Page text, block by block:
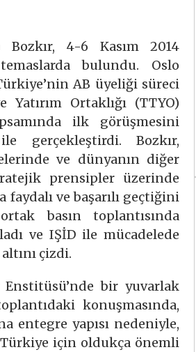
Bozkır, 4-6 Kasım 2014
bulundu. Oslo
AB üyeliği süreci
Ortaklığı (TTYO)
ilk görüşmesini
gerçekleştirdi. Bozkır,
ve dünyanın diğer
prensipler üzerinde
faydalı ve başarılı geçtiğini
basın toplantısında
ve IŞİD ile mücadelede
çizdi.
bir yuvarlak
konuşmasında,
entegre yapısı nedeniyle,
için oldukça önemli